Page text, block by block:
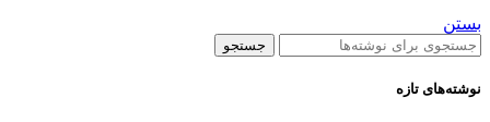
بستن
جستجو
نوشته‌های تازه